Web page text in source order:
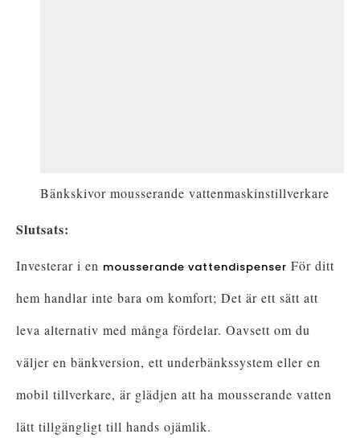
Bänkskivor mousserande vattenmaskinstillverkare
Slutsats:
Investerar i en mousserande vattendispenser För ditt
hem handlar inte bara om komfort; Det är ett sätt att
leva alternativ med många fördelar. Oavsett om du
väljer en bänkversion, ett underbänkssystem eller en
mobil tillverkare, är glädjen att ha mousserande vatten
lätt tillgängligt till hands ojämlik.